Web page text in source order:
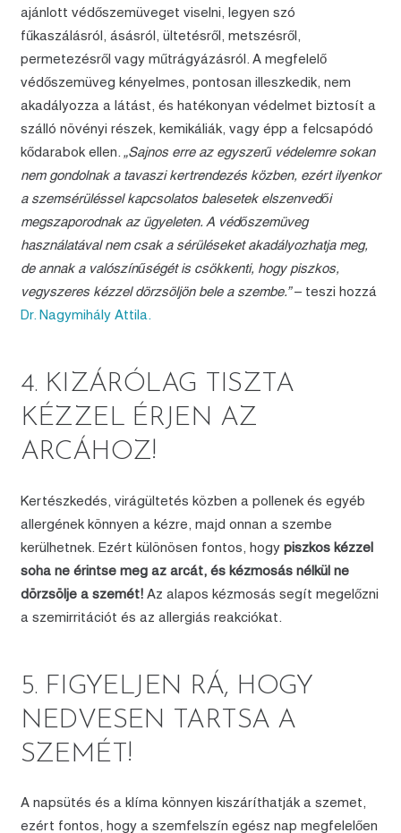
ajánlott védőszemüveget viselni, legyen szó
fűkaszálásról, ásásról, ültetésről, metszésről,
permetezésről vagy műtrágyázásról. A megfelelő
védőszemüveg kényelmes, pontosan illeszkedik, nem
akadályozza a látást, és hatékonyan védelmet biztosít a
szálló növényi részek, kemikáliák, vagy épp a felcsapódó
kődarabok ellen. „Sajnos erre az egyszerű védelemre sokan
nem gondolnak a tavaszi kertrendezés közben, ezért ilyenkor
a szemsérüléssel kapcsolatos balesetek elszenvedői
megszaporodnak az ügyeleten. A védőszemüveg
használatával nem csak a sérüléseket akadályozhatja meg,
de annak a valószínűségét is csökkenti, hogy piszkos,
vegyszeres kézzel dörzsöljön bele a szembe.”– teszi hozzá
Dr. Nagymihály Attila.
4. KIZÁRÓLAG TISZTA
KÉZZEL ÉRJEN AZ
ARCÁHOZ!
Kertészkedés, virágültetés közben a pollenek és egyéb
allergének könnyen a kézre, majd onnan a szembe
kerülhetnek. Ezért különösen fontos, hogy piszkos kézzel
soha ne érintse meg az arcát, és kézmosás nélkül ne
dörzsölje a szemét!Az alapos kézmosás segít megelőzni
a szemirritációt és az allergiás reakciókat.
5. FIGYELJEN RÁ, HOGY
NEDVESEN TARTSA A
SZEMÉT!
A napsütés és a klíma könnyen kiszáríthatják a szemet,
ezért fontos, hogy a szemfelszín egész nap megfelelően